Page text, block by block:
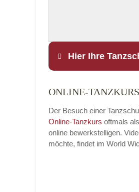
Hier Ihre
E-Mail*
ONLINE-
Der Besuch einer
Online-Tanzkurs oftmals
online bewerkstelligen.
möchte, findet im World